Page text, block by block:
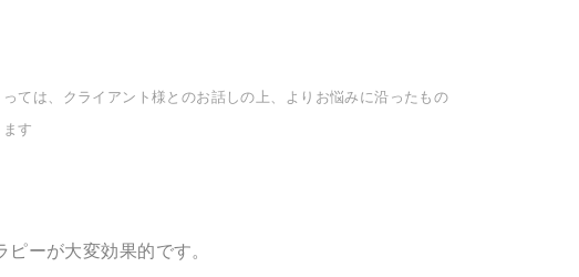
ては、クライアント様とのお話しの上、よりお悩みに沿ったもの
す
ーが大変効果的です。